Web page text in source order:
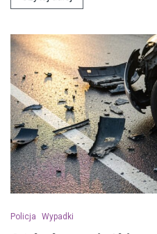
Policja Wypadki